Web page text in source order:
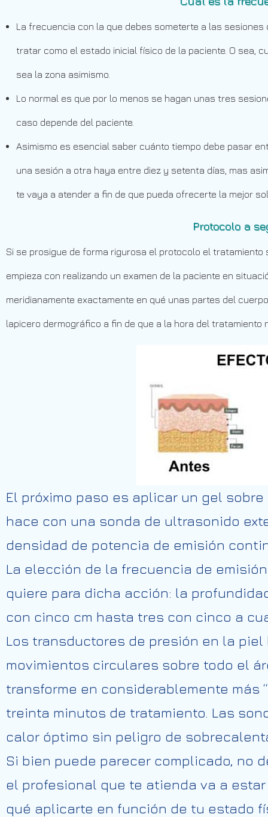
La frecuencia con la que debes someterte a las
tratar como el estado inicial físico de la paciente. O sea,
sea la zona asimismo.
Lo normal es que por lo menos se hagan unas tres
caso depende del paciente.
Asimismo es esencial saber cuánto tiempo debe pasar
una sesión a otra haya entre diez y setenta días, mas
te vaya a atender a fin de que pueda ofrecerte la mejor
Protocolo a
Si se prosigue de forma rigurosa el protocolo el
empieza con realizando un examen de la paciente en
meridianamente exactamente en qué unas partes del
lapicero dermográfico a fin de que a la hora del tratamiento
El próximo paso es aplicar un gel
hace con una sonda de ultrasonido
densidad de potencia de emisión
La elección de la frecuencia de
quiere para dicha acción: la
con cinco cm hasta tres con cinco a
Los transductores de presión en la
movimientos circulares sobre todo el
transforme en considerablemente más
treinta minutos de tratamiento. Las
calor óptimo sin peligro de
Si bien puede parecer complicado, no
el profesional que te atienda va a
qué aplicarte en función de tu estado